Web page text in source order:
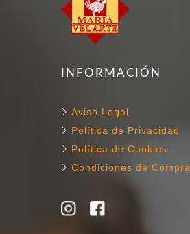
INFORMACIÓN
Aviso Legal
Política de Privacidad
Política de Cookies
Condiciones de Compra